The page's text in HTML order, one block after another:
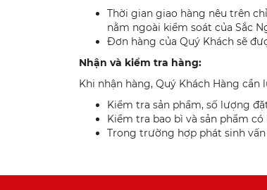
Thời gian giao hàng nêu trên
nằm ngoài kiểm soát của Sắc
Đơn hàng của Quý Khách sẽ
Nhận và kiểm tra hàng:
Khi nhận hàng, Quý Khách Hàng cần
Kiểm tra sản phẩm, số lượng
Kiểm tra bao bì và sản phẩm
Trong trường hợp phát sinh